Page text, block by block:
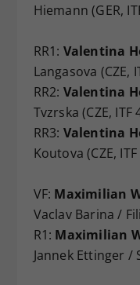
Hiemann (GER,
RR1: Valentina
Langasova (CZE,
RR2: Valentina
Tvzrska (CZE, ITF
RR3: Valentina
Koutova (CZE,
VF: Maximilian
Vaclav Barina /
R1: Maximilian
Jannek Ettinger /